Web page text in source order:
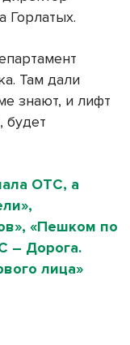
Горлатых.
Там дали
знают, и лифт
будет
ОТС, а
«Пешком по
– Дорога.
лица»